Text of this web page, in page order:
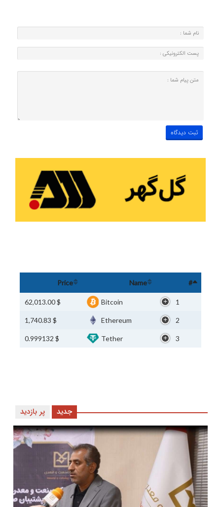
#
Name
Price
1
Bitcoin
$ 62,013.00
2
Ethereum
$ 1,740.83
3
Tether
$ 0.999132
پر بازدید جدید